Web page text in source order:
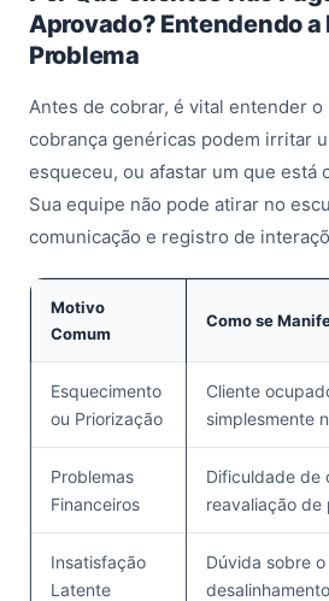
Aprovado? Entendendo a
Problema
Antes de cobrar, é vital entender o
cobrança genéricas podem irritar
esqueceu, ou afastar um que está
Sua equipe não pode atirar no
comunicação e registro de
Motivo
Comum
Como se
Esquecimento
ou Priorização
Cliente
simplesmente
Problemas
Financeiros
Dificuldade de
reavaliação de
Insatisfação
Latente
Dúvida sobre